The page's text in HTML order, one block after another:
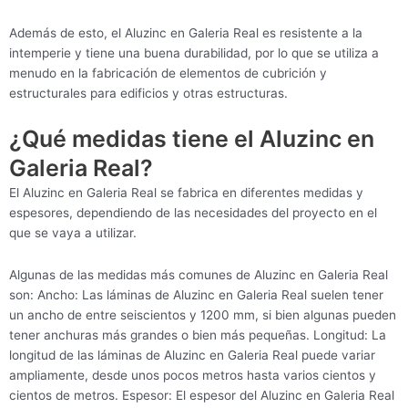
Además de esto, el Aluzinc en Galeria Real es resistente a la
intemperie y tiene una buena durabilidad, por lo que se utiliza a
menudo en la fabricación de elementos de cubrición y
estructurales para edificios y otras estructuras.
¿Qué medidas tiene el Aluzinc en
Galeria Real?
El Aluzinc en Galeria Real se fabrica en diferentes medidas y
espesores, dependiendo de las necesidades del proyecto en el
que se vaya a utilizar.
Algunas de las medidas más comunes de Aluzinc en Galeria Real
son: Ancho: Las láminas de Aluzinc en Galeria Real suelen tener
un ancho de entre seiscientos y 1200 mm, si bien algunas pueden
tener anchuras más grandes o bien más pequeñas. Longitud: La
longitud de las láminas de Aluzinc en Galeria Real puede variar
ampliamente, desde unos pocos metros hasta varios cientos y
cientos de metros. Espesor: El espesor del Aluzinc en Galeria Real